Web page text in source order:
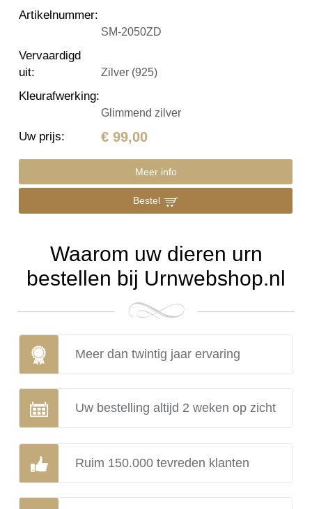
Artikelnummer:
SM-2050ZD
Vervaardigd
uit: Zilver (925)
Kleurafwerking:
Glimmend zilver
Uw prijs: € 99,00
Meer info
Bestel
Waarom uw dieren urn
bestellen bij Urnwebshop.nl
Meer dan twintig jaar ervaring
Uw bestelling altijd 2 weken op zicht
Ruim 150.000 tevreden klanten